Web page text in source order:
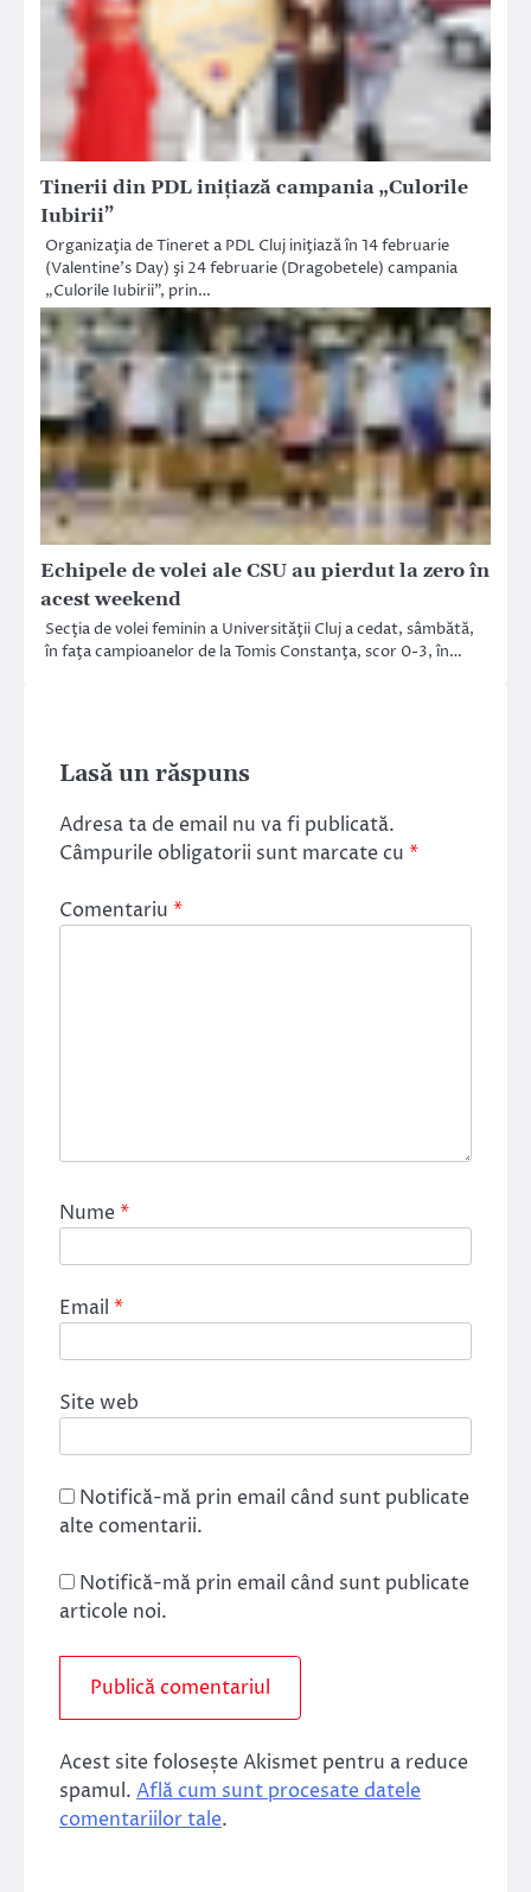
Tinerii din PDL iniţiază campania „Culorile
Iubirii”
Organizaţia de Tineret a PDL Cluj iniţiază în 14 februarie
(Valentine’s Day) şi 24 februarie (Dragobetele) campania
„Culorile Iubirii”, prin…
Echipele de volei ale CSU au pierdut la zero în
acest weekend
Secţia de volei feminin a Universităţii Cluj a cedat, sâmbătă,
în faţa campioanelor de la Tomis Constanţa, scor 0-3, în…
Lasă un răspuns
Adresa ta de email nu va fi publicată.
Câmpurile obligatorii sunt marcate cu *
Comentariu *
Nume*
Email *
Site web
Notifică-mă prin email când sunt publicate
alte comentarii.
Notifică-mă prin email când sunt publicate
articole noi.
Acest site folosește Akismet pentru a reduce
spamul. Află cum sunt procesate datele
comentariilor tale.